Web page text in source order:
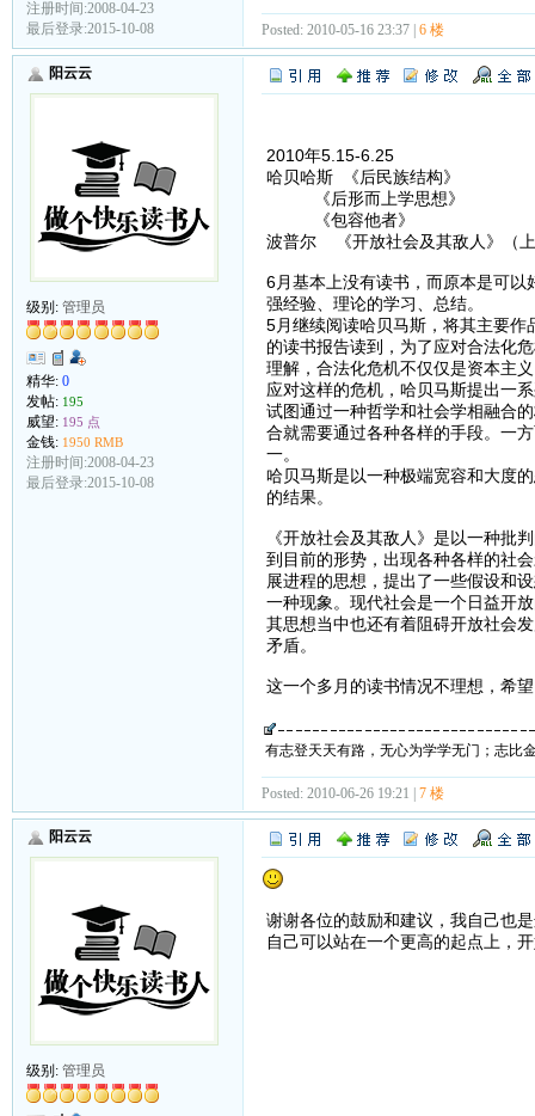
注册时间:2008-04-23
最后登录:2015-10-08
Posted: 2010-05-16 23:37 | 6 楼
阳云云
级别: 管理员
精华: 0
发帖: 195
威望: 195 点
金钱: 1950 RMB
注册时间:2008-04-23
最后登录:2015-10-08
2010年5.15-6.25
哈贝哈斯 《后民族结构》
《后形而上学思想》
《包容他者》
波普尔 《开放社会及其敌人》（
6月基本上没有读书，而原本是可
强经验、理论的学习、总结。
5月继续阅读哈贝马斯，将其主要
的读书报告读到，为了应对合法化
理解，合法化危机不仅仅是资本主
应对这样的危机，哈贝马斯提出一
试图通过一种哲学和社会学相融合
合就需要通过各种各样的手段。一
一。
哈贝马斯是以一种极端宽容和大度
的结果。
《开放社会及其敌人》是以一种批
到目前的形势，出现各种各样的社
展进程的思想，提出了一些假设和
一种现象。现代社会是一个日益开
其思想当中也还有着阻碍开放社会
矛盾。
这一个多月的读书情况不理想，希
有志登天天有路，无心为学学无门；志比
Posted: 2010-06-26 19:21 | 7 楼
阳云云
级别: 管理员
谢谢各位的鼓励和建议，我自己也
自己可以站在一个更高的起点上，